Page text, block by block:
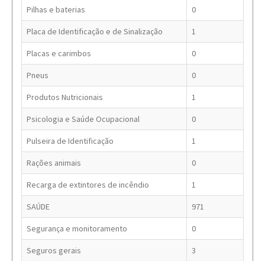
Pilhas e baterias 0
Placa de Identificação e de Sinalização 1
Placas e carimbos 0
Pneus 0
Produtos Nutricionais 1
Psicologia e Saúde Ocupacional 0
Pulseira de Identificação 1
Rações animais 0
Recarga de extintores de incêndio 1
SAÚDE 971
Segurança e monitoramento 0
Seguros gerais 3